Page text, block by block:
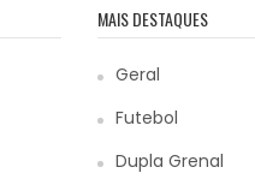
MAIS DESTAQUES
Geral
Futebol
Dupla Grenal